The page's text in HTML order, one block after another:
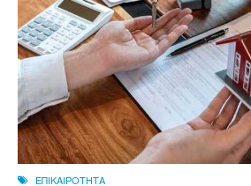
ΕΠΙΚΑΙΡΟΤΗΤΑ